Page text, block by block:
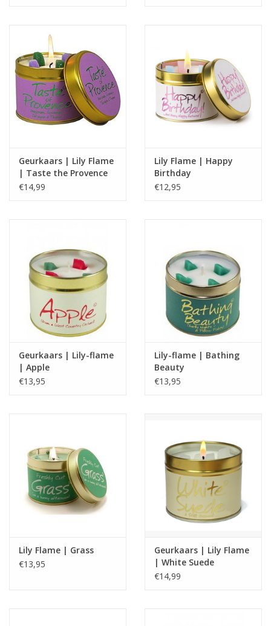
Geurkaars | Lily Flame
| Taste the Provence
€14,99
Lily Flame | Happy
Birthday
€12,95
Geurkaars | Lily-flame
| Apple
€13,95
Lily-flame | Bathing
Beauty
€13,95
Lily Flame | Grass
€13,95
Geurkaars | Lily Flame
| White Suede
€14,99